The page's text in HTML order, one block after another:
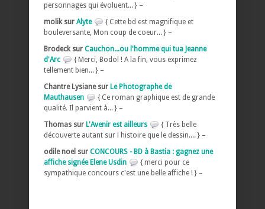
personnages qui évoluent... } –
molik sur Alyte
{ Cette bd est magnifique et
bouleversante, Mon coup de coeur... } –
Brodeck sur Cauchon...ou l'homme qui tua Jeanne
d'Arc
{ Merci, Bodoï ! A la fin, vous exprimez
tellement bien... } –
Chantre Lysiane sur Le Photographe de
Mauthausen
{ Ce roman graphique est de grande
qualité. Il parvient à... } –
Thomas sur L'Avenir est ailleurs
{ Très belle
découverte autant sur l histoire que le dessin.... } –
odile noel sur CONCOURS - BD à Bastia : gagnez une
affiche signée Elene Usdin
{ merci pour ce
sympathique concours c'est une belle affiche ! } –